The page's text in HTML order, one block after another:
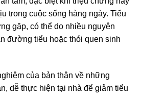
trong cuộc sống hàng ngày. Tiểu
gặp, có thể do nhiều nguyên
đường tiểu hoặc thói quen sinh
của bản thân về những
dễ thực hiện tại nhà để giảm tiểu